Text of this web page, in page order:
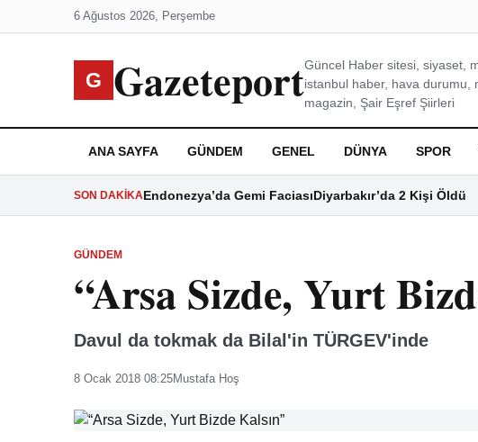
6 Ağustos 2026, Perşembe
G GazeteportGüncel Haber sitesi, siyaset,
istanbul haber, hava durumu,
magazin, Şair Eşref Şiirleri
ANA SAYFA GÜNDEM GENEL DÜNYA SPOR
SON DAKIKAEndonezya’da Gemi FaciasıDiyarbakır’da 2 Kişi Öldü
GÜNDEM
“Arsa Sizde, Yurt
Davul da tokmak da Bilal'in TÜRGEV'inde
8 Ocak 2018 08:25Mustafa Hoş